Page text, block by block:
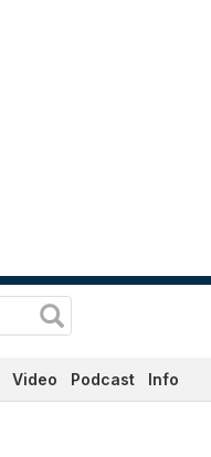
Video Podcast Info